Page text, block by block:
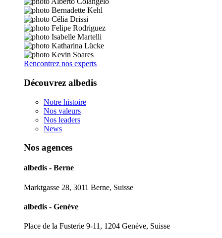
Rencontrez nos experts
Découvrez albedis
Notre histoire
Nos valeurs
Nos leaders
News
Nos agences
albedis - Berne
Marktgasse 28, 3011 Berne, Suisse
albedis - Genève
Place de la Fusterie 9-11, 1204 Genève, Suisse